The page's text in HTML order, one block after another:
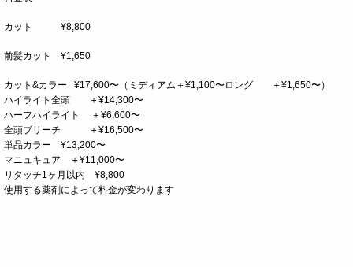
カット ¥8,800
前髪カット ¥1,650
カット&カラー ¥17,600〜（ミディアム＋¥1,100〜ロング ＋¥1,650〜）
ハイライト全頭 ＋¥14,300〜
ハーフハイライト ＋¥6,600〜
全頭ブリーチ ＋¥16,500〜
単品カラー ¥13,200〜
マニュキュア ＋¥11,000〜
リタッチ1ヶ月以内 ¥8,800
使用する薬剤によって料金が変わります